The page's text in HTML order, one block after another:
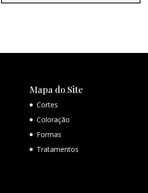
Mapa do Site
Cortes
Coloração
Formas
Tratamentos